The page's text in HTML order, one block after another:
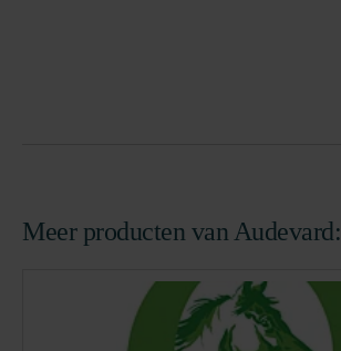
Meer producten van Audevard: